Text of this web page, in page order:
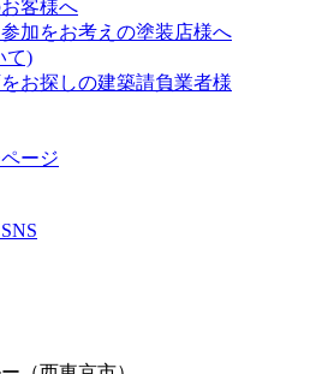
客様へ
加をお考えの塗装店様へ
て)
お探しの建築請負業者様
ージ